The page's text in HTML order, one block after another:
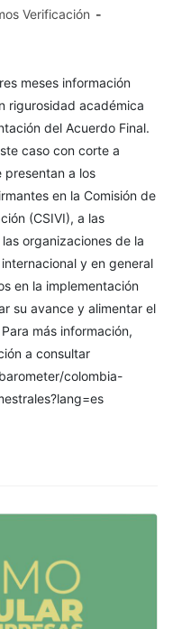
Verificación
meses información
rigurosidad académica
del Acuerdo Final.
caso con corte a
presentan a los
en la Comisión de
(CSIVI), a las
organizaciones de la
y en general
en la implementación
su avance y alimentar el
más información,
a consultar
colombia-